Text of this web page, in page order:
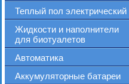
Теплый пол электрический
Жидкости и наполнители
для биотуалетов
Автоматика
Аккумуляторные батареи